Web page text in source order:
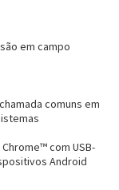
em campo
comuns em
com USB-
Android